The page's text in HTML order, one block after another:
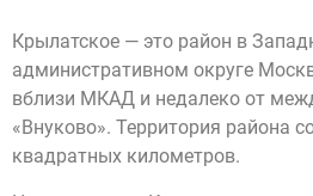
Крылатское — это район в
административном округе
вблизи МКАД и недалеко от
«Внуково». Территория района
квадратных километров.